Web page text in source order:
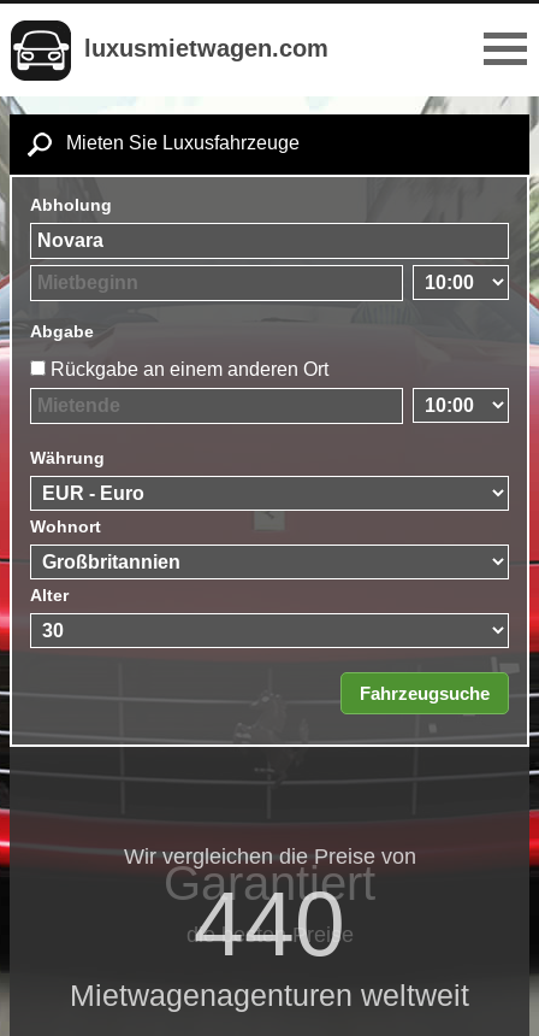
luxusmietwagen.com
Mieten Sie Luxusfahrzeuge
Abholung
Abgabe
Rückgabe an einem anderen Ort
Währung
Wohnort
Alter
Wir vergleichen die Preise von
440
Mietwagenagenturen weltweit
Garantiert
die besten Preise